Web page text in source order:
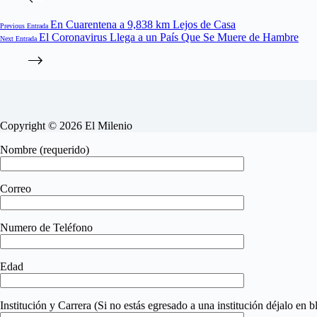
Previous Entrada En Cuarentena a 9,838 km Lejos de Casa
Next Entrada El Coronavirus Llega a un País Que Se Muere de Hambre
Copyright © 2026 El Milenio
Nombre (requerido)
Correo
Numero de Teléfono
Edad
Institución y Carrera (Si no estás egresado a una institución déjalo en